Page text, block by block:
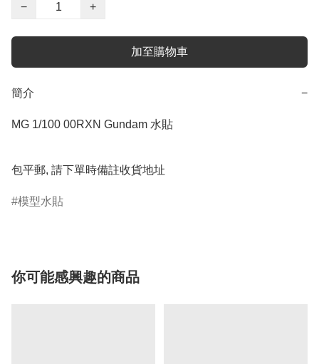
−
+
加至購物車
簡介 −
MG 1/100 00RXN Gundam 水貼
包平郵, 請下單時備註收貨地址
模型水貼
你可能感興趣的商品